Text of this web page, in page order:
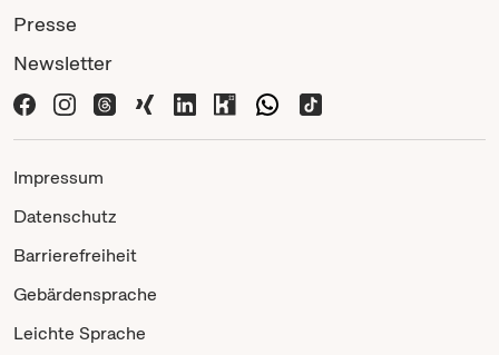
Presse
Newsletter
Impressum
Datenschutz
Barrierefreiheit
Gebärdensprache
Leichte Sprache